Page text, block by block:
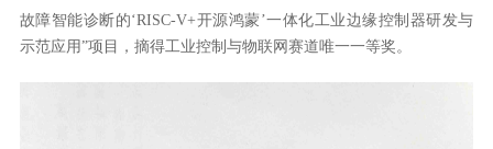
故障智能诊断的‘RISC-V+开源鸿蒙’一体化工业边缘控制器研发与
示范应用”项目，摘得工业控制与物联网赛道唯一一等奖。